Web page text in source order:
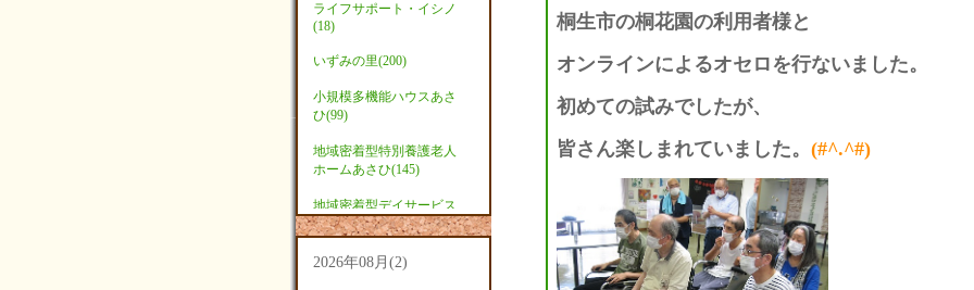
ライフサポート・イシノ
(18)
いずみの里(200)
小規模多機能ハウスあさ
ひ(99)
地域密着型特別養護老人
ホームあさひ(145)
地域密着型デイサービス
あさひ(9)
2026年08月(2)
桐生市の桐花園の利用者様と
オンラインによるオセロを行ないました。
初めての試みでしたが、
皆さん楽しまれていました。 (#^.^#)